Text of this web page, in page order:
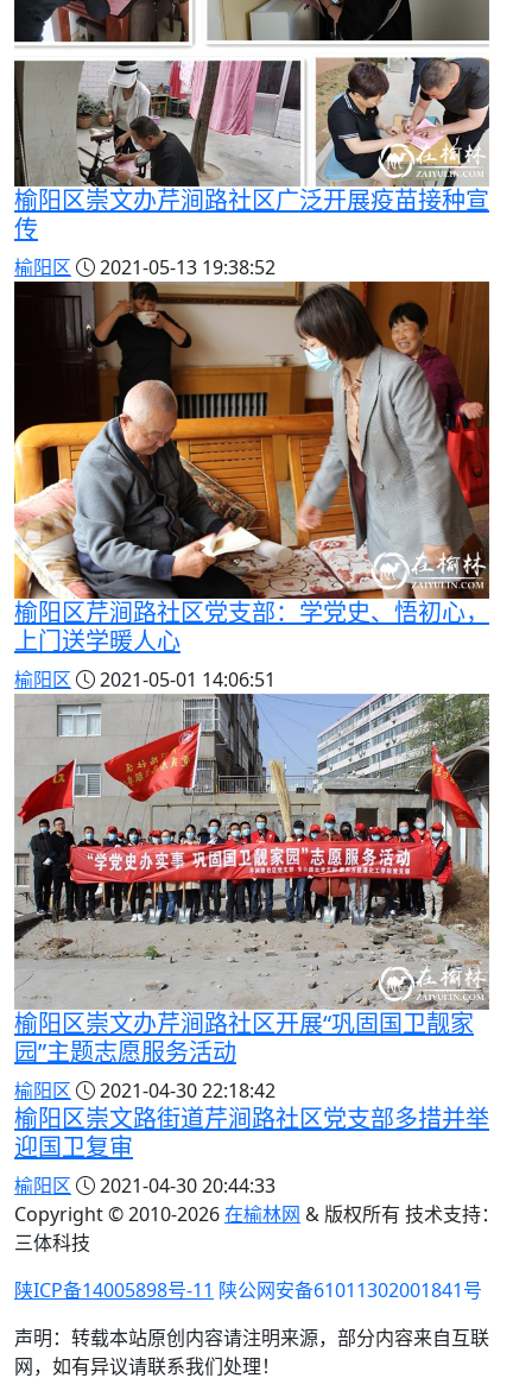
榆阳区崇文办芹涧路社区广泛开展疫苗接种宣
传
榆阳区 2021-05-13 19:38:52
榆阳区芹涧路社区党支部：学党史、悟初心，
上门送学暖人心
榆阳区 2021-05-01 14:06:51
榆阳区崇文办芹涧路社区开展“巩固国卫靓家
园”主题志愿服务活动
榆阳区 2021-04-30 22:18:42
榆阳区崇文路街道芹涧路社区党支部多措并举
迎国卫复审
榆阳区
2021-04-30 20:44:33
Copyright © 2010-2026在榆林网 & 版权所有 技术支持：
三体科技
陕ICP备14005898号-11 陕公网安备61011302001841号
声明：转载本站原创内容请注明来源，部分内容来自互联
网，如有异议请联系我们处理！